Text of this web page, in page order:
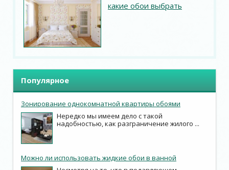
какие обои выбрать
Популярное
Зонирование однокомнатной квартиры обоями
Нередко мы имеем дело с такой
надобностью, как разграничение жилого ...
Можно ли использовать жидкие обои в ванной